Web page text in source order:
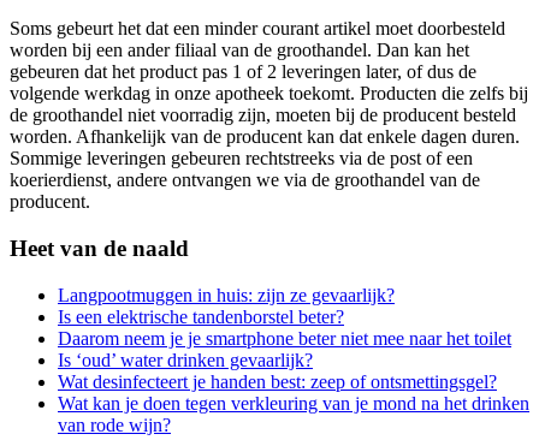
Soms gebeurt het dat een minder courant artikel moet doorbesteld
worden bij een ander filiaal van de groothandel. Dan kan het
gebeuren dat het product pas 1 of 2 leveringen later, of dus de
volgende werkdag in onze apotheek toekomt. Producten die zelfs bij
de groothandel niet voorradig zijn, moeten bij de producent besteld
worden. Afhankelijk van de producent kan dat enkele dagen duren.
Sommige leveringen gebeuren rechtstreeks via de post of een
koerierdienst, andere ontvangen we via de groothandel van de
producent.
Heet van de naald
Langpootmuggen in huis: zijn ze gevaarlijk?
Is een elektrische tandenborstel beter?
Daarom neem je je smartphone beter niet mee naar het toilet
Is ‘oud’ water drinken gevaarlijk?
Wat desinfecteert je handen best: zeep of ontsmettingsgel?
Wat kan je doen tegen verkleuring van je mond na het drinken
van rode wijn?